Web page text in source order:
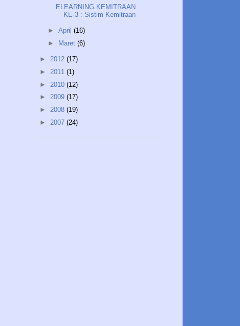
ELEARNING KEMITRAAN
KE-3 : Sistim Kemitraan
► April (16)
►
Maret (6)
► 2012 (17)
► 2011 (1)
► 2010 (12)
► 2009 (17)
► 2008 (19)
► 2007 (24)